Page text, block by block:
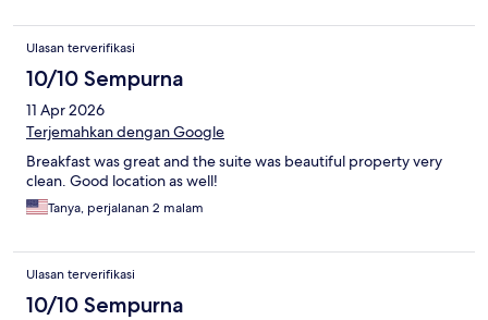
Ulasan terverifikasi
10/10 Sempurna
11 Apr 2026
Terjemahkan dengan Google
Breakfast was great and the suite was beautiful property very
clean. Good location as well!
Tanya, perjalanan 2 malam
Ulasan terverifikasi
10/10 Sempurna